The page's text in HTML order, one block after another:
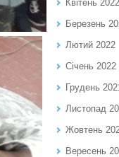
Квітень 2022
Березень
Лютий 2022
Січень 2022
Грудень
Листопад
Жовтень
Вересень